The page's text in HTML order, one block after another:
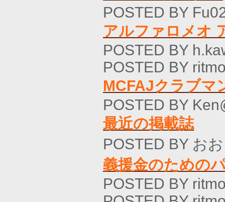
POSTED BY
アルファロメオ
POSTED BY
POSTED BY
MCFAJクラブマ
POSTED BY
最近の掲載誌
POSTED BY お
義援金のための
POSTED BY